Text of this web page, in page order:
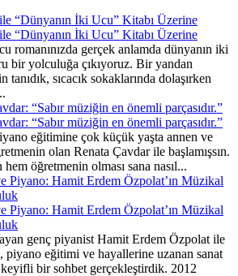
“Dünyanın İki Ucu” Kitabı Üzerine
“Dünyanın İki Ucu” Kitabı Üzerine
romanınızda gerçek anlamda dünyanın iki
bir yolculuğa çıkıyoruz. Bir yandan
tanıdık, sıcacık sokaklarında dolaşırken
“Sabır müziğin en önemli parçasıdır.”
“Sabır müziğin en önemli parçasıdır.”
eğitimine çok küçük yaşta annen ve
olan Renata Çavdar ile başlamışsın.
öğretmenin olması sana nasıl...
Piyano: Hamit Erdem Özpolat’ın Müzikal
Piyano: Hamit Erdem Özpolat’ın Müzikal
genç piyanist Hamit Erdem Özpolat ile
eğitimi ve hayallerine uzanan sanat
bir sohbet gerçekleştirdik. 2012